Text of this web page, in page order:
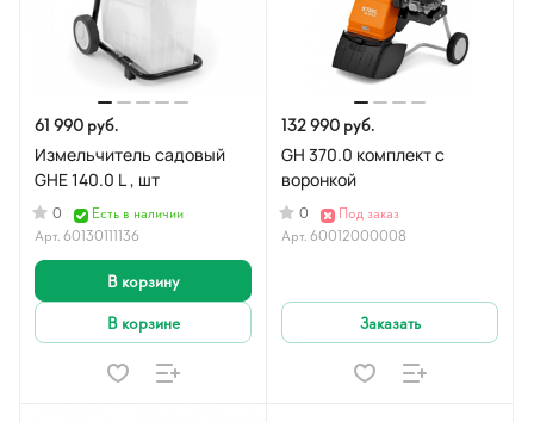
61 990 руб.
Измельчитель садовый
GHE 140.0 L , шт
0
Есть в наличии
Арт.60130111136
В корзину
В корзине
132 990 руб.
GH 370.0 комплект с
воронкой
0
Под заказ
Арт.60012000008
Заказать